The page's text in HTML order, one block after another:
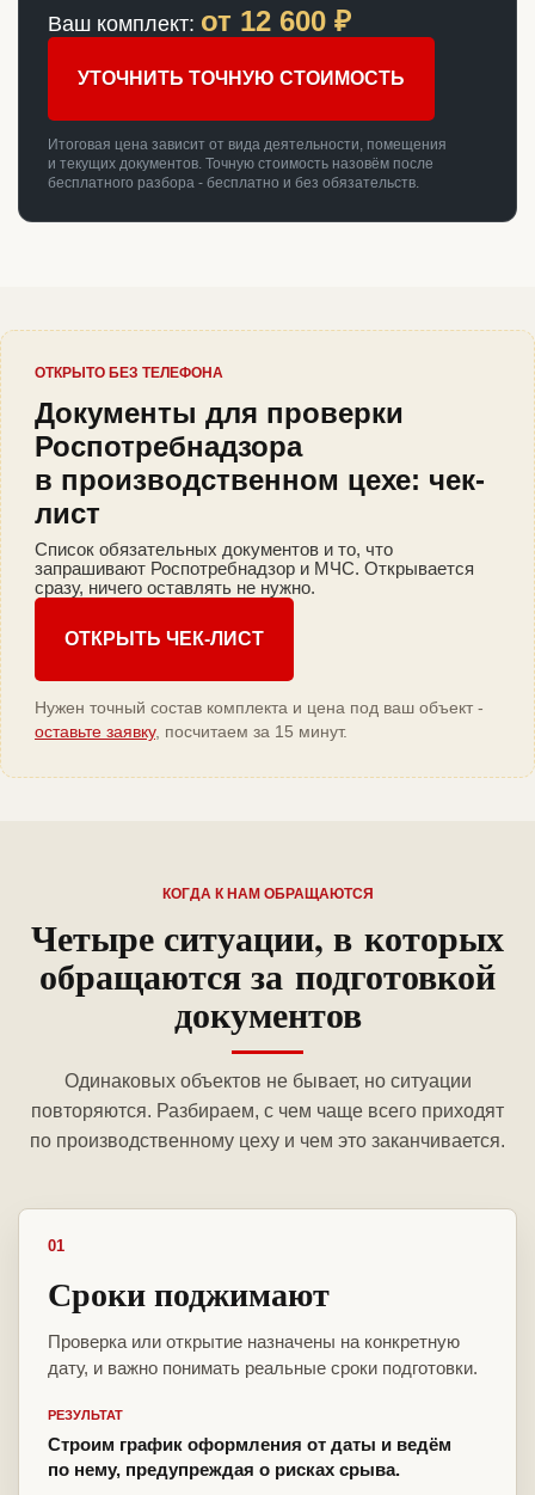
Ваш комплект: от 12 600 ₽
УТОЧНИТЬ ТОЧНУЮ СТОИМОСТЬ
Итоговая цена зависит от вида деятельности, помещения
и текущих документов. Точную стоимость назовём после
бесплатного разбора - бесплатно и без обязательств.
ОТКРЫТО БЕЗ ТЕЛЕФОНА
Документы для проверки
Роспотребнадзора
в производственном цехе: чек-
лист
Список обязательных документов и то, что
запрашивают Роспотребнадзор и МЧС. Открывается
сразу, ничего оставлять не нужно.
ОТКРЫТЬ ЧЕК-ЛИСТ
Нужен точный состав комплекта и цена под ваш объект -
оставьте заявку, посчитаем за 15 минут.
КОГДА К НАМ ОБРАЩАЮТСЯ
Четыре ситуации, в которых
обращаются за подготовкой
документов
Одинаковых объектов не бывает, но ситуации
повторяются. Разбираем, с чем чаще всего приходят
по производственному цеху и чем это заканчивается.
01
Сроки поджимают
Проверка или открытие назначены на конкретную
дату, и важно понимать реальные сроки подготовки.
РЕЗУЛЬТАТ
Строим график оформления от даты и ведём
по нему, предупреждая о рисках срыва.